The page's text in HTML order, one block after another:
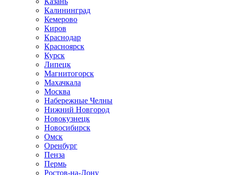
Калининград
Кемерово
Киров
Краснодар
Красноярск
Курск
Липецк
Магнитогорск
Махачкала
Москва
Набережные Челны
Нижний Новгород
Новокузнецк
Новосибирск
Омск
Оренбург
Пенза
Пермь
Ростов-на-Дону